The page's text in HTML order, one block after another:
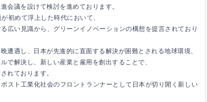
会議を設けて検討を進めております。
初めて浮上した時代において、
広い見識から、グリーンイノベーションの構想を提言されており
遭遇し、日本が先進的に直面する解決が困難とされる地球環境、
で解決し、新しい産業と雇用を創出することで、
れております。
スト工業化社会のフロントランナーとして日本が切り開く新しい